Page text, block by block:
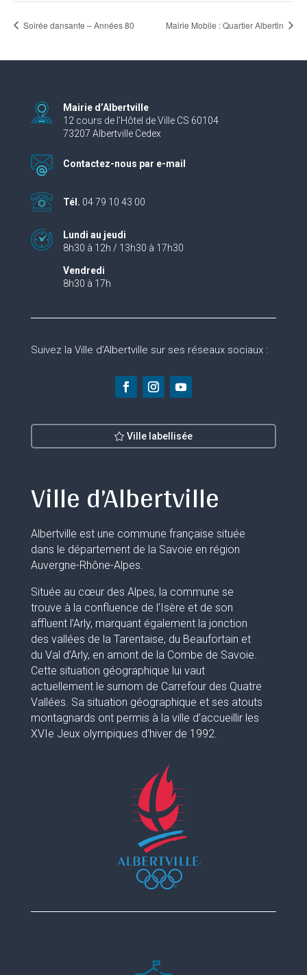
Soirée dansante – Années 80 Mairie Mobile : Quartier Albertin
Mairie d’Albertville
12 cours de l’Hôtel de Ville CS 60104
73207 Albertville Cedex
Contactez-nous par e-mail
Tél. 04 79 10 43 00
Lundi au jeudi
8h30 à 12h / 13h30 à 17h30
Vendredi
8h30 à 17h
Suivez la Ville d’Albertville sur ses réseaux sociaux :
Ville labellisée
Ville d’Albertville
Albertville est une commune française située
dans le département de la Savoie en région
Auvergne-Rhône-Alpes.
Située au cœur des Alpes, la commune se
trouve à la confluence de l’Isère et de son
affluent l’Arly, marquant également la jonction
des vallées de la Tarentaise, du Beaufortain et
du Val d’Arly, en amont de la Combe de Savoie.
Cette situation géographique lui vaut
actuellement le surnom de Carrefour des Quatre
Vallées. Sa situation géographique et ses atouts
montagnards ont permis à la ville d’accueillir les
XVIe Jeux olympiques d’hiver de 1992.